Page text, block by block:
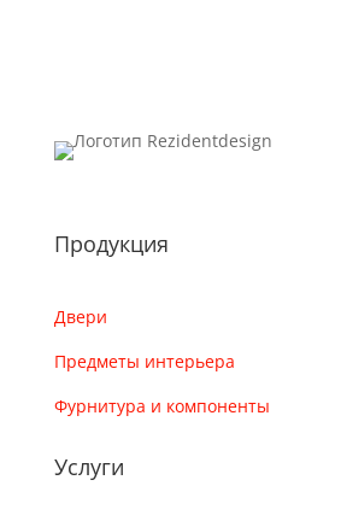
Продукция
Двери
Предметы интерьера
Фурнитура и компоненты
Услуги